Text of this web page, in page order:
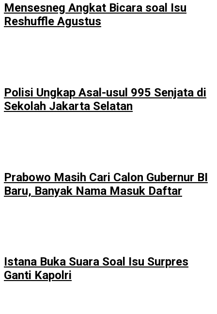
Mensesneg Angkat Bicara soal Isu
Reshuffle Agustus
Polisi Ungkap Asal-usul 995 Senjata di
Sekolah Jakarta Selatan
Prabowo Masih Cari Calon Gubernur BI
Baru, Banyak Nama Masuk Daftar
Istana Buka Suara Soal Isu Surpres
Ganti Kapolri